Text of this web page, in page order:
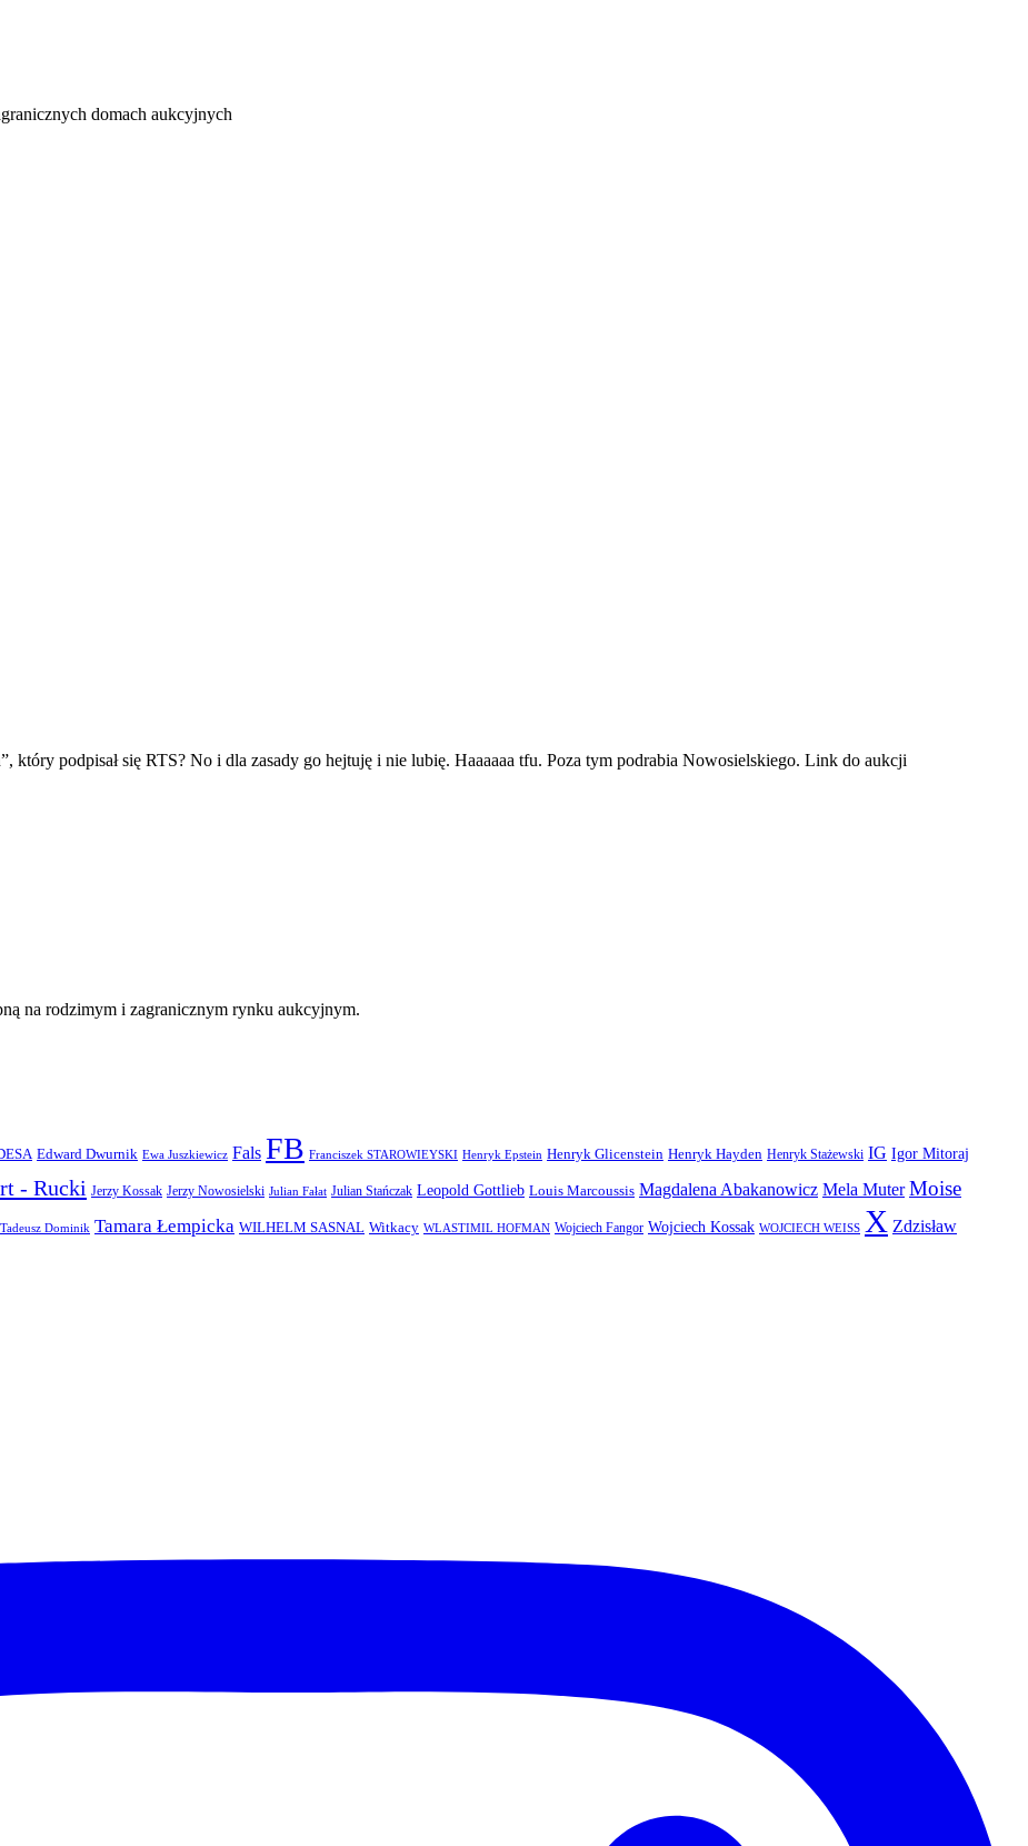
domach aukcyjnych
który podpisał się RTS? No i dla zasady go hejtuję i nie lubię. Haaaaaa tfu. Poza tym podrabia Nowosielskiego. Link do aukcji
na rodzimym i zagranicznym rynku aukcyjnym.
Edward Dwurnik Ewa Juszkiewicz Fals FB Franciszek STAROWIEYSKI Henryk Epstein Henryk Glicenstein Henryk Hayden Henryk Stażewski IG Igor Mitoraj
- Rucki Jerzy Kossak Jerzy Nowosielski Julian Fałat Julian Stańczak Leopold Gottlieb Louis Marcoussis Magdalena Abakanowicz Mela Muter Moise
Tadeusz Dominik Tamara Łempicka WILHELM SASNAL Witkacy WLASTIMIL HOFMAN Wojciech Fangor Wojciech Kossak WOJCIECH WEISS X Zdzisław